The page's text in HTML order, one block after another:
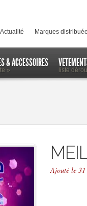
Actualité Marques
& ACCESSOIRES
» liste
Ajouté le